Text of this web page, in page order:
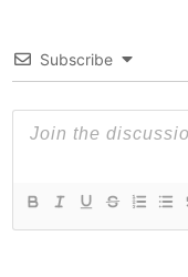
Subscribe